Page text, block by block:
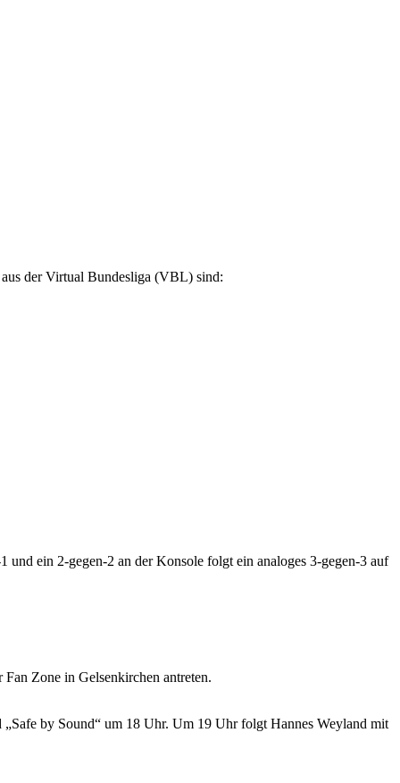
der Virtual Bundesliga (VBL) sind:
ein 2-gegen-2 an der Konsole folgt ein analoges 3-gegen-3 auf
Zone in Gelsenkirchen antreten.
by Sound“ um 18 Uhr. Um 19 Uhr folgt Hannes Weyland mit